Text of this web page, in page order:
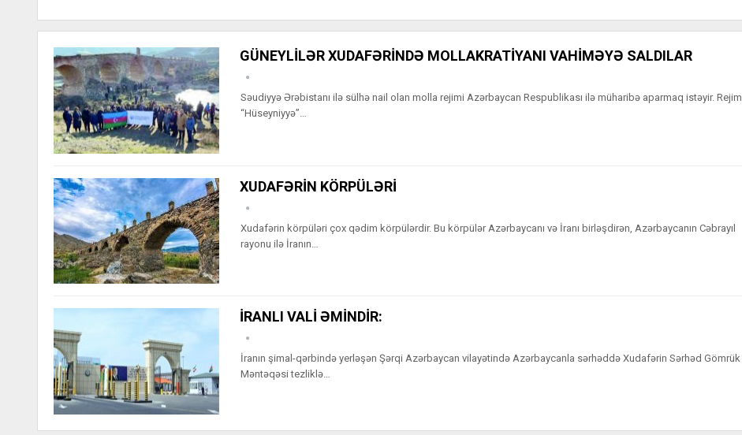
GÜNEYLİLƏR XUDAFƏRİNDƏ MOLLAKRATİYANI VAHİMƏYƏ SALDILAR
Səudiyyə Ərəbistanı ilə sülhə nail olan molla rejimi Azərbaycan Respublikası ilə müharibə aparmaq istəyir. Rejim
“Hüseyniyyə”…
XUDAFƏRİN KÖRPÜLƏRİ
Xudafərin körpüləri çox qədim körpülərdir. Bu körpülər Azərbaycanı və İranı birləşdirən, Azərbaycanın Cəbrayıl
rayonu ilə İranın…
İRANLI VALİ ƏMİNDİR:
İranın şimal-qərbində yerləşən Şərqi Azərbaycan vilayətində Azərbaycanla sərhəddə Xudafərin Sərhəd Gömrük
Məntəqəsi tezliklə…